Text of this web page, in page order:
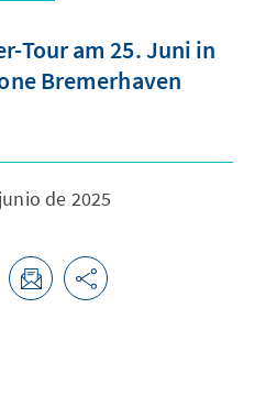
Tour am 25. Juni in
Bremerhaven
de 2025